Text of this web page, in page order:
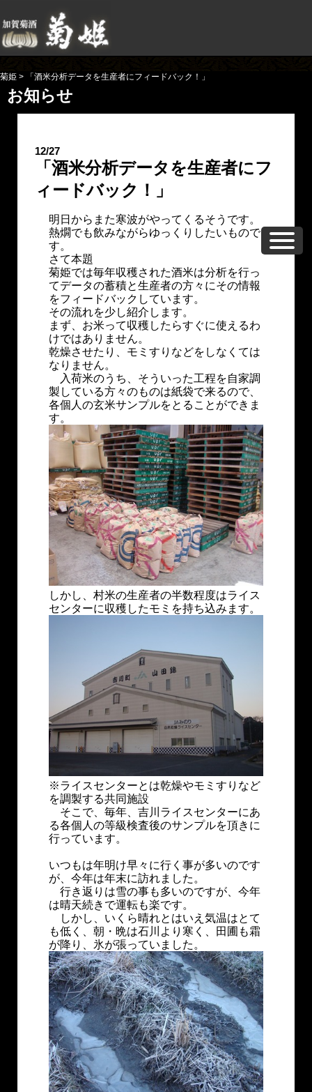
菊姫 > 「酒米分析データを生産者にフィードバック！」
お知らせ
12/27
「酒米分析データを生産者にフ
ィードバック！」
明日からまた寒波がやってくるそうです。
熱燗でも飲みながらゆっくりしたいもので
す。
さて本題
菊姫では毎年収穫された酒米は分析を行っ
てデータの蓄積と生産者の方々にその情報
をフィードバックしています。
その流れを少し紹介します。
まず、お米って収穫したらすぐに使えるわ
けではありません。
乾燥させたり、モミすりなどをしなくては
なりません。
入荷米のうち、そういった工程を自家調
製している方々のものは紙袋で来るので、
各個人の玄米サンプルをとることができま
す。
しかし、村米の生産者の半数程度はライス
センターに収穫したモミを持ち込みます。
※ライスセンターとは乾燥やモミすりなど
を調製する共同施設
そこで、毎年、吉川ライスセンターにあ
る各個人の等級検査後のサンプルを頂きに
行っています。
いつもは年明け早々に行く事が多いのです
が、今年は年末に訪れました。
行き返りは雪の事も多いのですが、今年
は晴天続きで運転も楽です。
しかし、いくら晴れとはいえ気温はとて
も低く、朝・晩は石川より寒く、田圃も霜
が降り、氷が張っていました。